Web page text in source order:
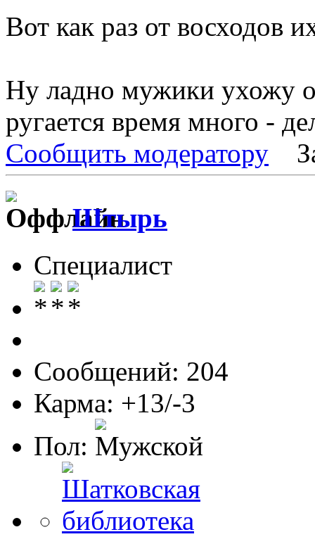
Вот как раз от восходов
Ну ладно мужики ухожу
ругается время много -
Сообщить модератору
Штырь
Специалист
Сообщений: 204
Карма: +13/-3
Пол: